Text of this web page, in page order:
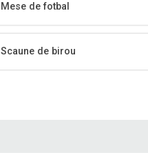
Mese de fotbal
Scaune de birou